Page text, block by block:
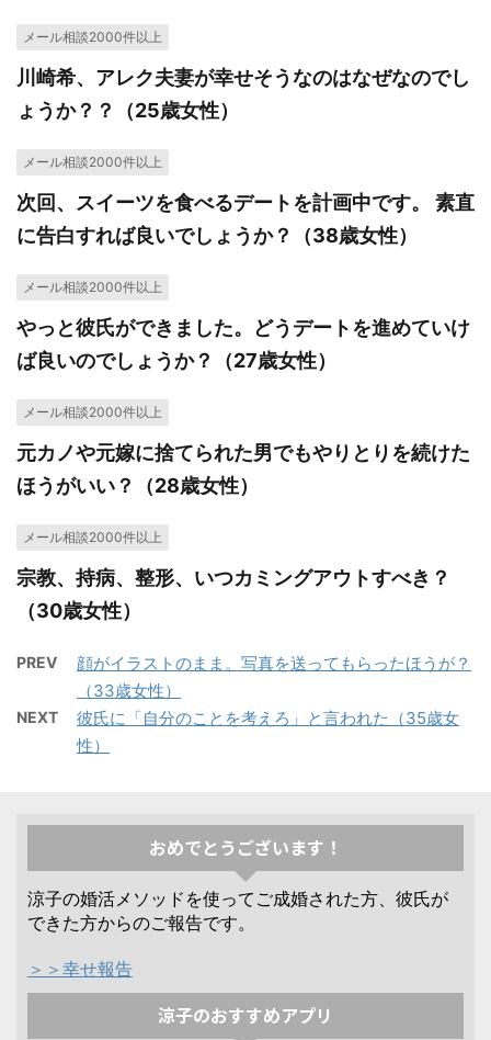
メール相談2000件以上
川崎希、アレク夫妻が幸せそうなのはなぜなのでし
ょうか？？（25歳女性）
メール相談2000件以上
次回、スイーツを食べるデートを計画中です。 素直
に告白すれば良いでしょうか？（38歳女性）
メール相談2000件以上
やっと彼氏ができました。どうデートを進めていけ
ば良いのでしょうか？（27歳女性）
メール相談2000件以上
元カノや元嫁に捨てられた男でもやりとりを続けた
ほうがいい？（28歳女性）
メール相談2000件以上
宗教、持病、整形、いつカミングアウトすべき？
（30歳女性）
PREV
顔がイラストのまま。写真を送ってもらったほうが？
（33歳女性）
NEXT
彼氏に「自分のことを考えろ」と言われた（35歳女
性）
おめでとうございます！
涼子の婚活メソッドを使ってご成婚された方、彼氏が
できた方からのご報告です。
＞＞幸せ報告
涼子のおすすめアプリ